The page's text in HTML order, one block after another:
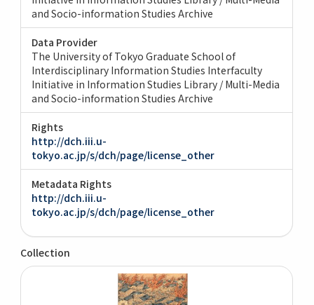
and Socio-information Studies Archive
Data Provider
The University of Tokyo Graduate School of
Interdisciplinary Information Studies Interfaculty
Initiative in Information Studies Library / Multi-Media
and Socio-information Studies Archive
Rights
http://dch.iii.u-
tokyo.ac.jp/s/dch/page/license_other
Metadata Rights
http://dch.iii.u-
tokyo.ac.jp/s/dch/page/license_other
Collection